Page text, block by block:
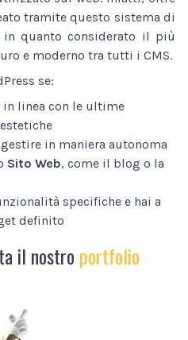
tramite questo sistema di
in quanto considerato il più
e moderno tra tutti i CMS.
se:
in linea con le ultime
in maniera autonoma
Sito Web, come il blog o la
specifiche e hai a
definito
il nostro portfolio